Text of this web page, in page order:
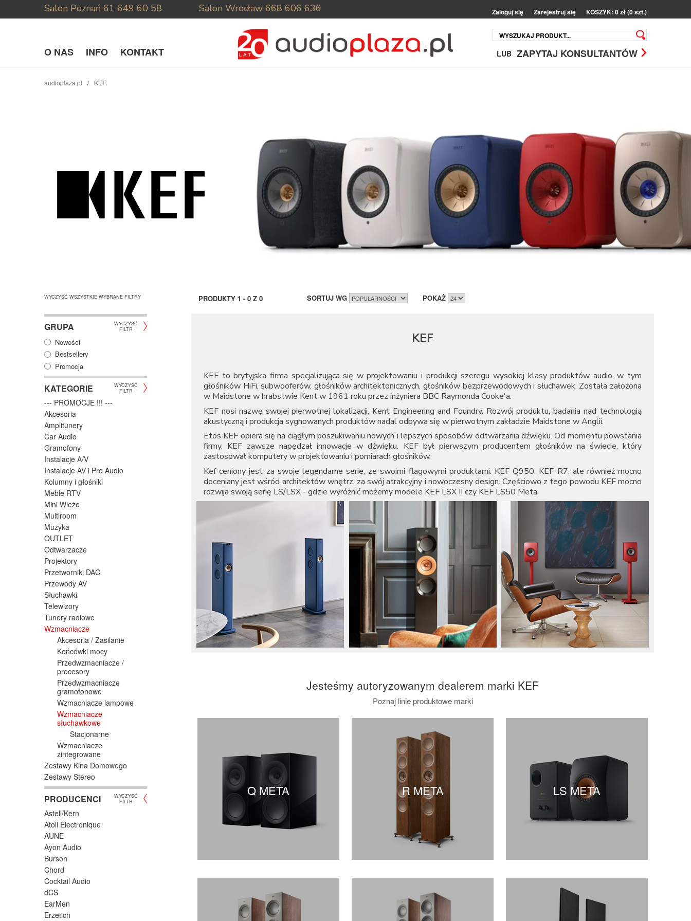
Salon Poznań 61 649 60 58 Salon Wrocław 668 606 636 Zaloguj się Zarejestruj się KOSZYK: 0 zł (0 szt.)
O NAS INFO KONTAKT LUB ZAPYTAJ KONSULTANTÓW
audioplaza.pl KEF
WYCZYŚĆ WSZYSTKIE WYBRANE FILTRY
GRUPA
WYCZYŚĆ
FILTR
Nowości
Bestsellery
Promocja
KATEGORIE
WYCZYŚĆ
FILTR
--- PROMOCJE !!! ---
Akcesoria
Amplitunery
Car Audio
Gramofony
Instalacje A/V
Instalacje AV i Pro Audio
Kolumny i głośniki
Meble RTV
Mini Wieże
Multiroom
Muzyka
OUTLET
Odtwarzacze
Projektory
Przetworniki DAC
Przewody AV
Słuchawki
Telewizory
Tunery radiowe
Wzmacniacze
Akcesoria / Zasilanie
Końcówki mocy
Przedwzmacniacze /
procesory
Przedwzmacniacze
gramofonowe
Wzmacniacze lampowe
Wzmacniacze
słuchawkowe
Stacjonarne
Wzmacniacze
zintegrowane
Zestawy Kina Domowego
Zestawy Stereo
PRODUCENCI
WYCZYŚĆ
FILTR
Astell/Kern
Atoll Electronique
AUNE
Ayon Audio
Burson
Chord
Cocktail Audio
dCS
EarMen
Erzetich
PRODUKTY 1 - 0 Z 0 SORTUJ WG POKAŻ
KEF
KEF to brytyjska firma specjalizująca się w projektowaniu i produkcji szeregu wysokiej klasy produktów audio, w tym
głośników HiFi, subwooferów, głośników architektonicznych, głośników bezprzewodowych i słuchawek. Została założona
w Maidstone w hrabstwie Kent w 1961 roku przez inżyniera BBC Raymonda Cooke'a.
KEF nosi nazwę swojej pierwotnej lokalizacji, Kent Engineering and Foundry. Rozwój produktu, badania nad technologią
akustyczną i produkcja sygnowanych produktów nadal odbywa się w pierwotnym zakładzie Maidstone w Anglii.
Etos KEF opiera się na ciągłym poszukiwaniu nowych i lepszych sposobów odtwarzania dźwięku. Od momentu powstania
firmy, KEF zawsze napędzał innowacje w dźwięku. KEF był pierwszym producentem głośników na świecie, który
zastosował komputery w projektowaniu i pomiarach głośników.
Kef ceniony jest za swoje legendarne serie, ze swoimi flagowymi produktami: KEF Q950, KEF R7; ale również mocno
doceniany jest wśród architektów wnętrz, za swój atrakcyjny i nowoczesny design. Częściowo z tego powodu KEF mocno
rozwija swoją serię LS/LSX - gdzie wyróżnić możemy modele KEF LSX II czy KEF LS50 Meta.
Jesteśmy autoryzowanym dealerem marki KEF
Poznaj linie produktowe marki
Q META R META LS META